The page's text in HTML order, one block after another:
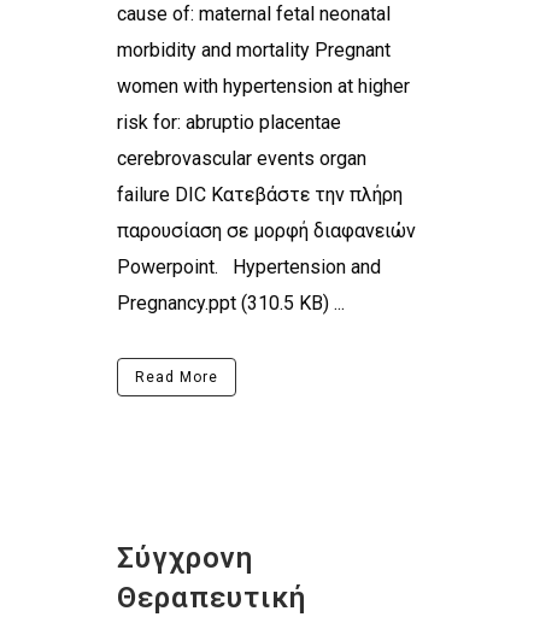
cause of: maternal fetal neonatal
morbidity and mortality Pregnant
women with hypertension at higher
risk for: abruptio placentae
cerebrovascular events organ
failure DIC Κατεβάστε την πλήρη
παρουσίαση σε μορφή διαφανειών
Powerpoint. Hypertension and
Pregnancy.ppt (310.5 KB) ...
Read More
Σύγχρονη
Θεραπευτική